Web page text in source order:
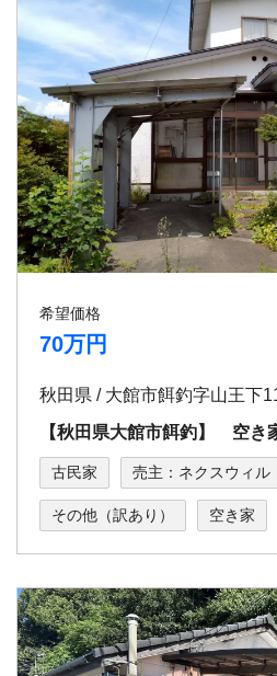
希望価格
70万円
秋田県 / 大館市餌釣字山王下
【秋田県大館市餌釣】 空き
古民家 売主：ネクスウィル
その他（訳あり） 空き家